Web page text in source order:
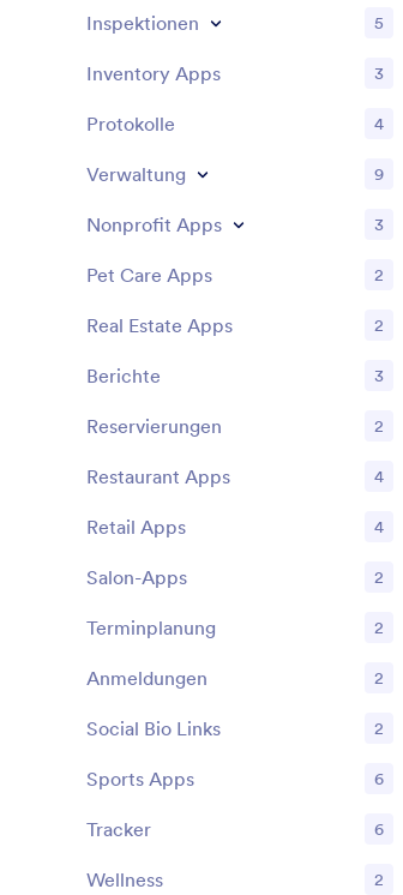
Inspektionen 5
Inventory Apps 3
Protokolle 4
Verwaltung 9
Nonprofit Apps 3
Pet Care Apps 2
Real Estate Apps 2
Berichte 3
Reservierungen 2
Restaurant Apps 4
Retail Apps 4
Salon-Apps 2
Terminplanung 2
Anmeldungen 2
Social Bio Links 2
Sports Apps 6
Tracker 6
Wellness 2